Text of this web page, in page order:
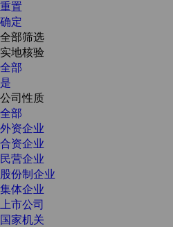
重置
确定
全部筛选
实地核验
全部
是
公司性质
全部
外资企业
合资企业
民营企业
股份制企业
集体企业
上市公司
国家机关